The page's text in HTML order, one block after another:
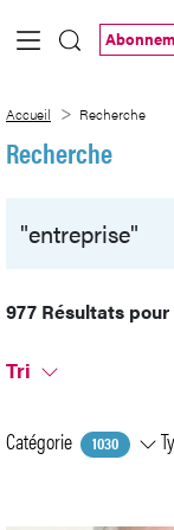
Saut au contenu
Accueil Recherche
Recherche
977 Résultats pour
Tri
Catégorie 1030